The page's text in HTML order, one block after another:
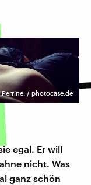
Perrine. / photocase.de
egal. Er will
nicht. Was
ganz schön